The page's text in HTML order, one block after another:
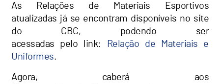
As Relações de Materiais Esportivos
atualizadas já se encontram disponíveis no site
do CBC, podendo ser
acessadas pelo link:
Relação de Materiais e
Uniformes.
Agora, caberá aos